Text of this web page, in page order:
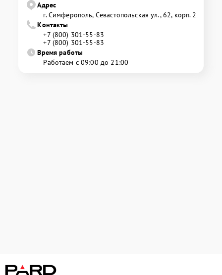
Адрес
г. Симферополь, Севастопольская ул., 62, корп. 2
Контакты
+7 (800) 301-55-83
+7 (800) 301-55-83
Время работы
Работаем с 09:00 до 21:00